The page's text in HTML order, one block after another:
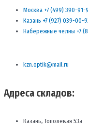
Москва +7 (499) 390-91-
Казань +7 (927) 039-00-
Набережные челны +7
kzn.optik@mail.ru
Адреса складов:
Казань, Тополевая 53а